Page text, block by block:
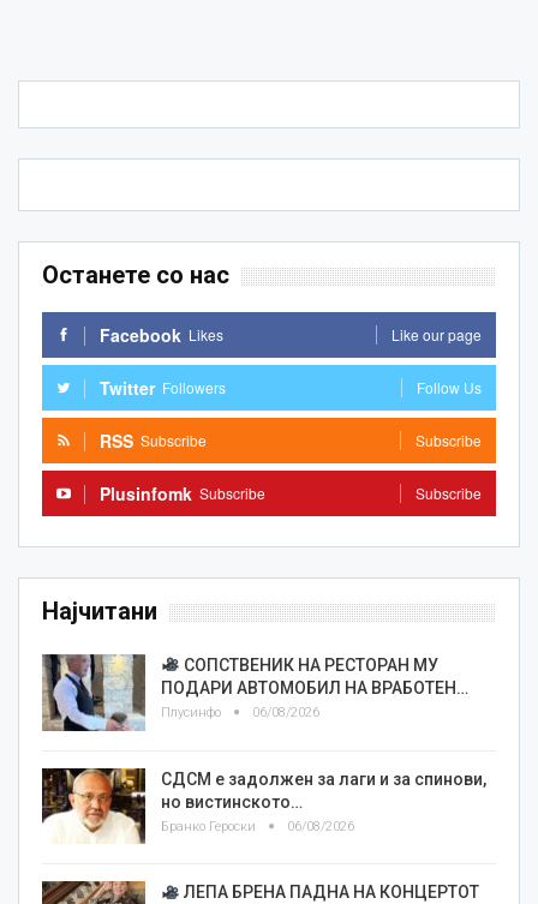
Останете со нас
Facebook Likes Like our page
Twitter Followers Follow Us
RSS Subscribe Subscribe
Plusinfomk Subscribe Subscribe
Најчитани
СОПСТВЕНИК НА РЕСТОРАН МУ
ПОДАРИ АВТОМОБИЛ НА ВРАБОТЕН…
Плусинфо 06/08/2026
СДСМ е задолжен за лаги и за спинови,
но вистинското…
Бранко Героски 06/08/2026
ЛЕПА БРЕНА ПАДНА НА КОНЦЕРТОТ